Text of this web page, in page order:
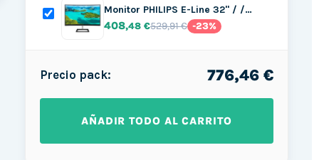
Monitor PHILIPS E-Line 32" / /…
408,48 €529,91 € -23%
Precio pack: 776,46 €
AÑADIR TODO AL CARRITO